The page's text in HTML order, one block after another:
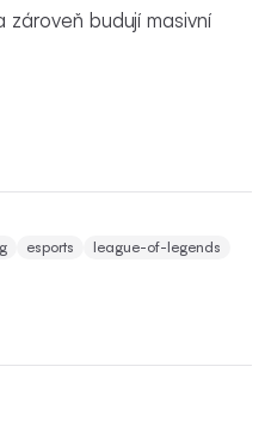
budují masivní
esports
league-of-legends